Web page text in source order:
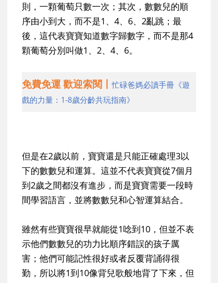
則，一顆葡萄只數一次；其次，數數兒的順
序由小到大，而不是1、4、6、2亂跳；最
後，這代表寶寶知道數字歸數字，而不是那4
顆葡萄分別叫做1、2、4、6。
免費免運 歡迎索閱丨忙碌爸媽必讀手冊《遊
戲的力量：1-8歲分齡共玩指南》
但是在2歲以前，寶寶還是只能正確處理3以
下的數數兒和運算。這並不代表寶寶從7個月
到2歲之間都沒有進步，而是寶寶需要一段時
間學習語言，並將數數兒和心智運算結合。
雖然有些寶寶很早就能從1唸到10，但並不表
示他們數數兒的功力比順序錯誤的孩子厲
害；他們可能記性很好或者反覆背誦得很
勤，所以將1到10像背兒歌般地背了下來，但